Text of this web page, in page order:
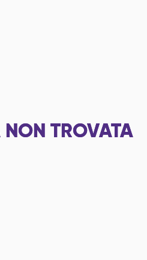
NON TROVATA